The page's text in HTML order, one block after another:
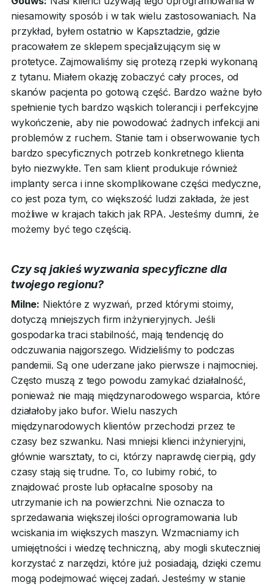
niesamowity sposób i w tak wielu zastosowaniach. Na
przykład, byłem ostatnio w Kapsztadzie, gdzie
pracowałem ze sklepem specjalizującym się w
protetyce. Zajmowaliśmy się protezą rzepki wykonaną
z tytanu. Miałem okazję zobaczyć cały proces, od
skanów pacjenta po gotową część. Bardzo ważne było
spełnienie tych bardzo wąskich tolerancji i perfekcyjne
wykończenie, aby nie powodować żadnych infekcji ani
problemów z ruchem. Stanie tam i obserwowanie tych
bardzo specyficznych potrzeb konkretnego klienta
było niezwykłe. Ten sam klient produkuje również
implanty serca i inne skomplikowane części medyczne,
co jest poza tym, co większość ludzi zakłada, że jest
możliwe w krajach takich jak RPA. Jesteśmy dumni, że
możemy być tego częścią.
Czy są jakieś wyzwania specyficzne dla
twojego regionu?
Milne: Niektóre z wyzwań, przed którymi stoimy,
dotyczą mniejszych firm inżynieryjnych. Jeśli
gospodarka traci stabilność, mają tendencję do
odczuwania najgorszego. Widzieliśmy to podczas
pandemii. Są one uderzane jako pierwsze i najmocniej.
Często muszą z tego powodu zamykać działalność,
ponieważ nie mają międzynarodowego wsparcia, które
działałoby jako bufor. Wielu naszych
międzynarodowych klientów przechodzi przez te
czasy bez szwanku. Nasi mniejsi klienci inżynieryjni,
głównie warsztaty, to ci, którzy naprawdę cierpią, gdy
czasy stają się trudne. To, co lubimy robić, to
znajdować proste lub opłacalne sposoby na
utrzymanie ich na powierzchni. Nie oznacza to
sprzedawania większej ilości oprogramowania lub
wciskania im większych maszyn. Wzmacniamy ich
umiejętności i wiedzę techniczną, aby mogli skuteczniej
korzystać z narzędzi, które już posiadają, dzięki czemu
mogą podejmować więcej zadań. Jesteśmy w stanie